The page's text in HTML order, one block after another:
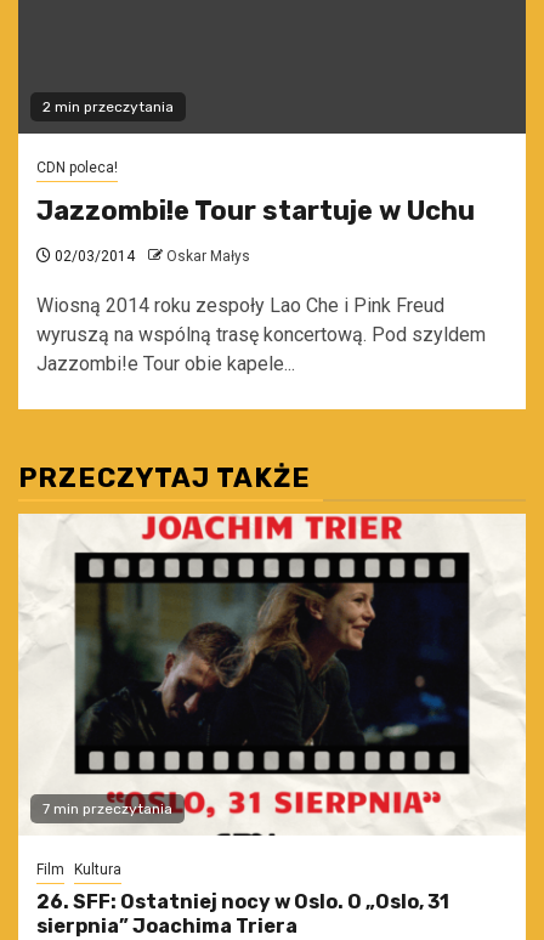
2 min przeczytania
CDN poleca!
Jazzombi!e Tour startuje w Uchu
02/03/2014 Oskar Małys
Wiosną 2014 roku zespoły Lao Che i Pink Freud
wyruszą na wspólną trasę koncertową. Pod szyldem
Jazzombi!e Tour obie kapele...
PRZECZYTAJ TAKŻE
7 min przeczytania
Film Kultura
26. SFF: Ostatniej nocy w Oslo. O „Oslo, 31
sierpnia” Joachima Triera